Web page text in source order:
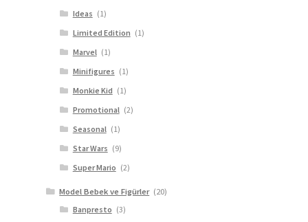
Ideas (1)
Limited Edition (1)
Marvel (1)
Minifigures (1)
Monkie Kid (1)
Promotional (2)
Seasonal (1)
Star Wars (9)
Super Mario (2)
Model Bebek ve Figürler (20)
Banpresto (3)